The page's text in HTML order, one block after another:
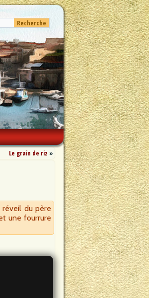
Le grain de riz »
réveil du père
une fourrure